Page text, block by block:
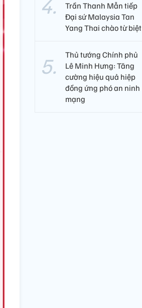
Trần Thanh Mẫn tiếp
Đại sứ Malaysia Tan
Yang Thai chào từ biệt
Thủ tướng Chính phủ
Lê Minh Hưng: Tăng
cường hiệu quả hiệp
đồng ứng phó an ninh
mạng